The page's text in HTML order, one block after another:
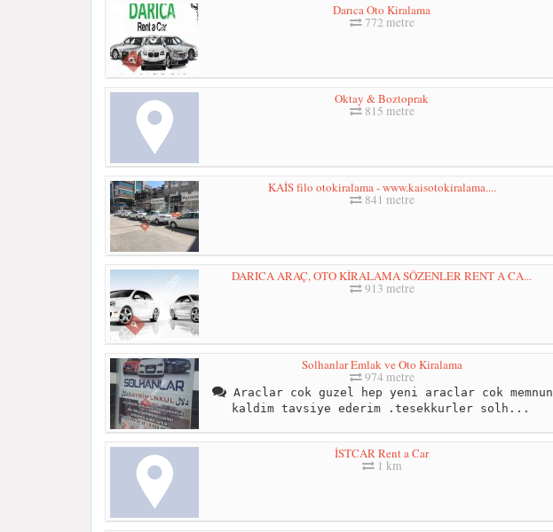
Darıca Oto Kiralama
772 metre
Oktay & Boztoprak
815 metre
KAİS filo otokiralama - www.kaisotokiralama....
841 metre
DARICA ARAÇ, OTO KİRALAMA SÖZENLER RENT A CA...
913 metre
Solhanlar Emlak ve Oto Kiralama
974 metre
Araclar cok guzel hep yeni araclar cok memnun
kaldim tavsiye ederim .tesekkurler solh...
İSTCAR Rent a Car
1 km